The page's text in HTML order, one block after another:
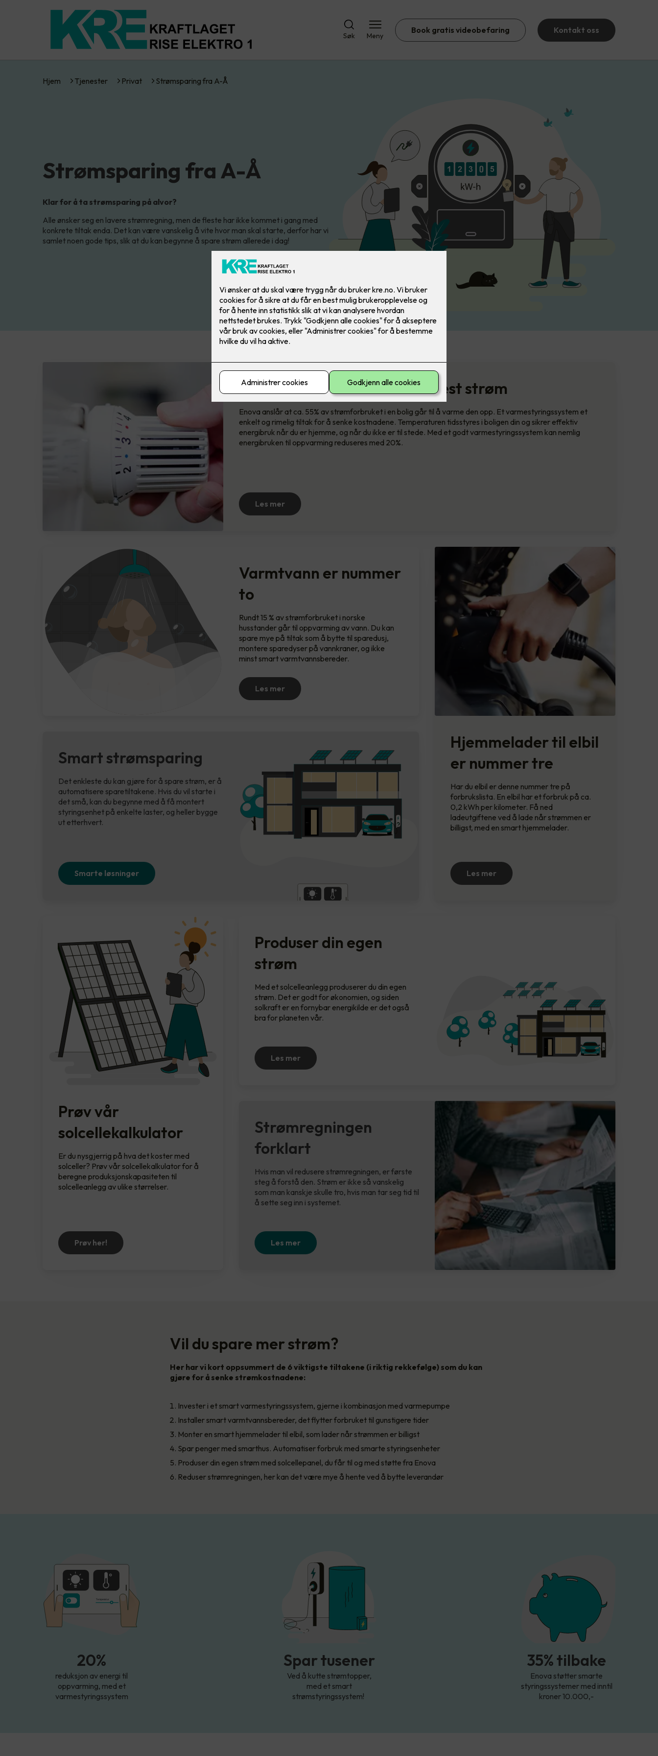
Søk Meny
Book gratis videobefaring Kontakt oss
Hjem Tjenester Privat Strømsparing fra A-Å
Strømsparing fra A-Å
Klar for å ta strømsparing på alvor?
Alle ønsker seg en lavere strømregning, men de fleste har ikke kommet i gang med
konkrete tiltak enda. Det kan være vanskelig å vite hvor man skal starte, derfor har vi
samlet noen gode tips, slik at du kan begynne å spare strøm allerede i dag!
Oppvarming tar helt klart mest strøm
Enova anslår at ca. 55% av strømforbruket i en bolig går til å varme den opp. Et varmestyringssystem et
enkelt og rimelig tiltak for å senke kostnadene. Temperaturen tidsstyres i boligen din og sikrer effektiv
energibruk når du er hjemme, og når du ikke er til stede. Med et godt varmestyringssystem kan nemlig
energibruken til oppvarming reduseres med 20%.
Les mer
Varmtvann er nummer
to
Rundt 15 % av strømforbruket i norske
husstander går til oppvarming av vann. Du kan
spare mye på tiltak som å bytte til sparedusj,
montere sparedyser på vannkraner, og ikke
minst smart varmtvannsbereder.
Les mer
Hjemmelader til elbil
er nummer tre
Har du elbil er denne nummer tre på
forbrukslista. En elbil har et forbruk på ca.
0,2 kWh per kilometer. Få ned
ladeutgiftene ved å lade når strømmen er
billigst, med en smart hjemmelader.
Les mer
Smart strømsparing
Det enkleste du kan gjøre for å spare strøm, er å
automatisere sparetiltakene. Hvis du vil starte i
det små, kan du begynne med å få montert
styringsenhet på enkelte laster, og heller bygge
ut etterhvert.
Smarte løsninger
Prøv vår
solcellekalkulator
Er du nysgjerrig på hva det koster med
solceller? Prøv vår solcellekalkulator for å
beregne produksjonskapasiteten til
solcelleanlegg av ulike størrelser.
Prøv her!
Produser din egen
strøm
Med et solcelleanlegg produserer du din egen
strøm. Det er godt for økonomien, og siden
solkraft er en fornybar energikilde er det også
bra for planeten vår.
Les mer
Strømregningen
forklart
Hvis man vil redusere strømregningen, er første
steg å forstå den. Strøm er ikke så vanskelig
som man kanskje skulle tro, hvis man tar seg tid til
å sette seg inn i systemet.
Les mer
Vil du spare mer strøm?
Her har vi kort oppsummert de 6 viktigste tiltakene (i riktig rekkefølge) som du kan
gjøre for å senke strømkostnadene:
Invester i et smart varmestyringssystem, gjerne i kombinasjon med varmepumpe
Installer smart varmtvannsbereder, det flytter forbruket til gunstigere tider
Monter en smart hjemmelader til elbil, som lader når strømmen er billigst
Spar penger med smarthus. Automatiser forbruk med smarte styringsenheter
Produser din egen strøm med solcellepanel, du får til og med støtte fra Enova
Reduser strømregningen, her kan det være mye å hente ved å bytte leverandør
Temperatur
20%
reduksjon av energi til
oppvarming, med et
varmestyringssystem
Spar tusener
Ved å kutte strømtopper,
med et smart
strømstyringssystem!
35% tilbake
Enova støtter smarte
styringssystemer med inntil
kroner 10.000,-